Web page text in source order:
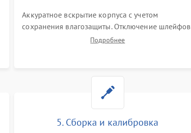
Аккуратное вскрытие корпуса с учетом
сохранения влагозащиты. Отключение шлейфов
питания и дисплея. Очистка внутренних плат от
Подробнее
5. Сборка и калибровка